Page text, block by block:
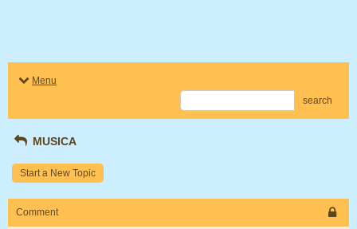
Menu
search
MUSICA
Start a New Topic
Comment